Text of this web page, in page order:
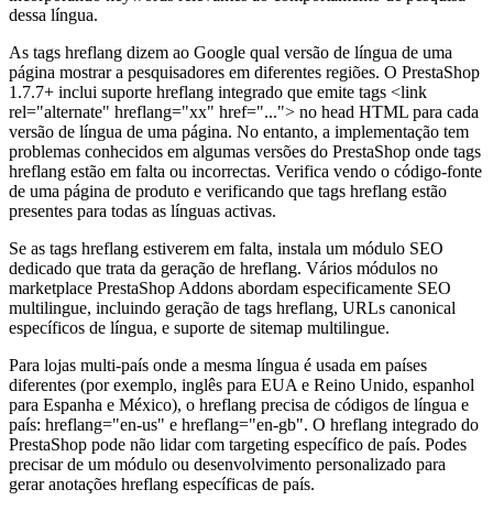
dessa língua.
As tags hreflang dizem ao Google qual versão de língua de uma
página mostrar a pesquisadores em diferentes regiões. O PrestaShop
1.7.7+ inclui suporte hreflang integrado que emite tags <link
rel="alternate" hreflang="xx" href="..."> no head HTML para cada
versão de língua de uma página. No entanto, a implementação tem
problemas conhecidos em algumas versões do PrestaShop onde tags
hreflang estão em falta ou incorrectas. Verifica vendo o código-fonte
de uma página de produto e verificando que tags hreflang estão
presentes para todas as línguas activas.
Se as tags hreflang estiverem em falta, instala um módulo SEO
dedicado que trata da geração de hreflang. Vários módulos no
marketplace PrestaShop Addons abordam especificamente SEO
multilingue, incluindo geração de tags hreflang, URLs canonical
específicos de língua, e suporte de sitemap multilingue.
Para lojas multi-país onde a mesma língua é usada em países
diferentes (por exemplo, inglês para EUA e Reino Unido, espanhol
para Espanha e México), o hreflang precisa de códigos de língua e
país: hreflang="en-us" e hreflang="en-gb". O hreflang integrado do
PrestaShop pode não lidar com targeting específico de país. Podes
precisar de um módulo ou desenvolvimento personalizado para
gerar anotações hreflang específicas de país.